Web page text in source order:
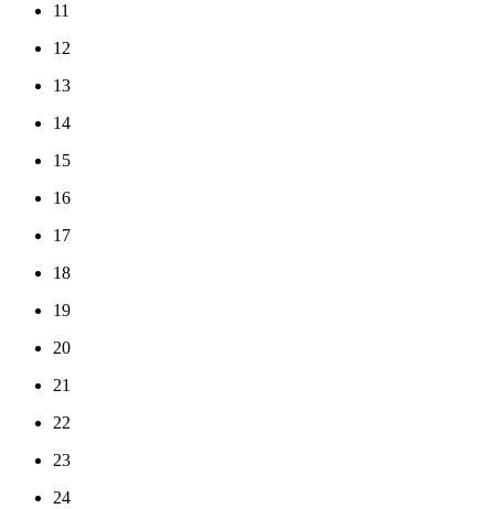
11
12
13
14
15
16
17
18
19
20
21
22
23
24